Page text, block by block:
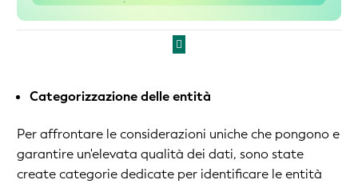
Categorizzazione delle entità
Per affrontare le considerazioni uniche che pongono e
garantire un'elevata qualità dei dati, sono state
create categorie dedicate per identificare le entità